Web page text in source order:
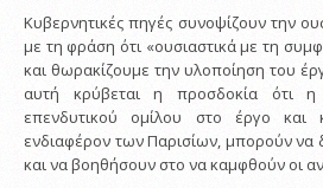
Κυβερνητικές πηγές συνοψίζουν την
με τη φράση ότι «ουσιαστικά με τη
και θωρακίζουμε την υλοποίηση του
αυτή κρύβεται η προσδοκία ότι η
επενδυτικού ομίλου στο έργο και
ενδιαφέρον των Παρισίων, μπορούν να
και να βοηθήσουν στο να καμφθούν οι